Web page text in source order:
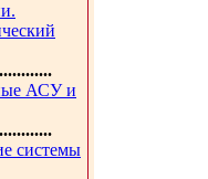
АСУ и
системы